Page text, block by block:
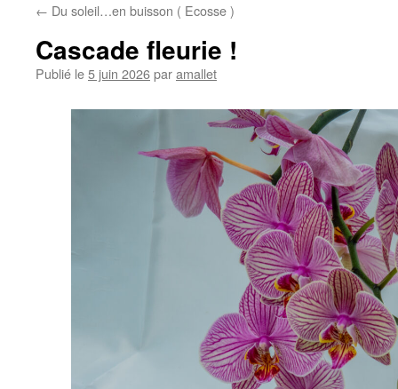
← Du soleil…en buisson ( Ecosse )
Cascade fleurie !
Publié le5 juin 2026paramallet